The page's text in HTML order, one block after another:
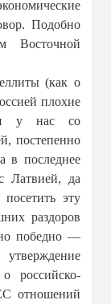
Подобно
Восточной
(как о
плохие
у нас со
постепенно
в последнее
Латвией, да
эту
раздоров
победно —
российско-
отношений